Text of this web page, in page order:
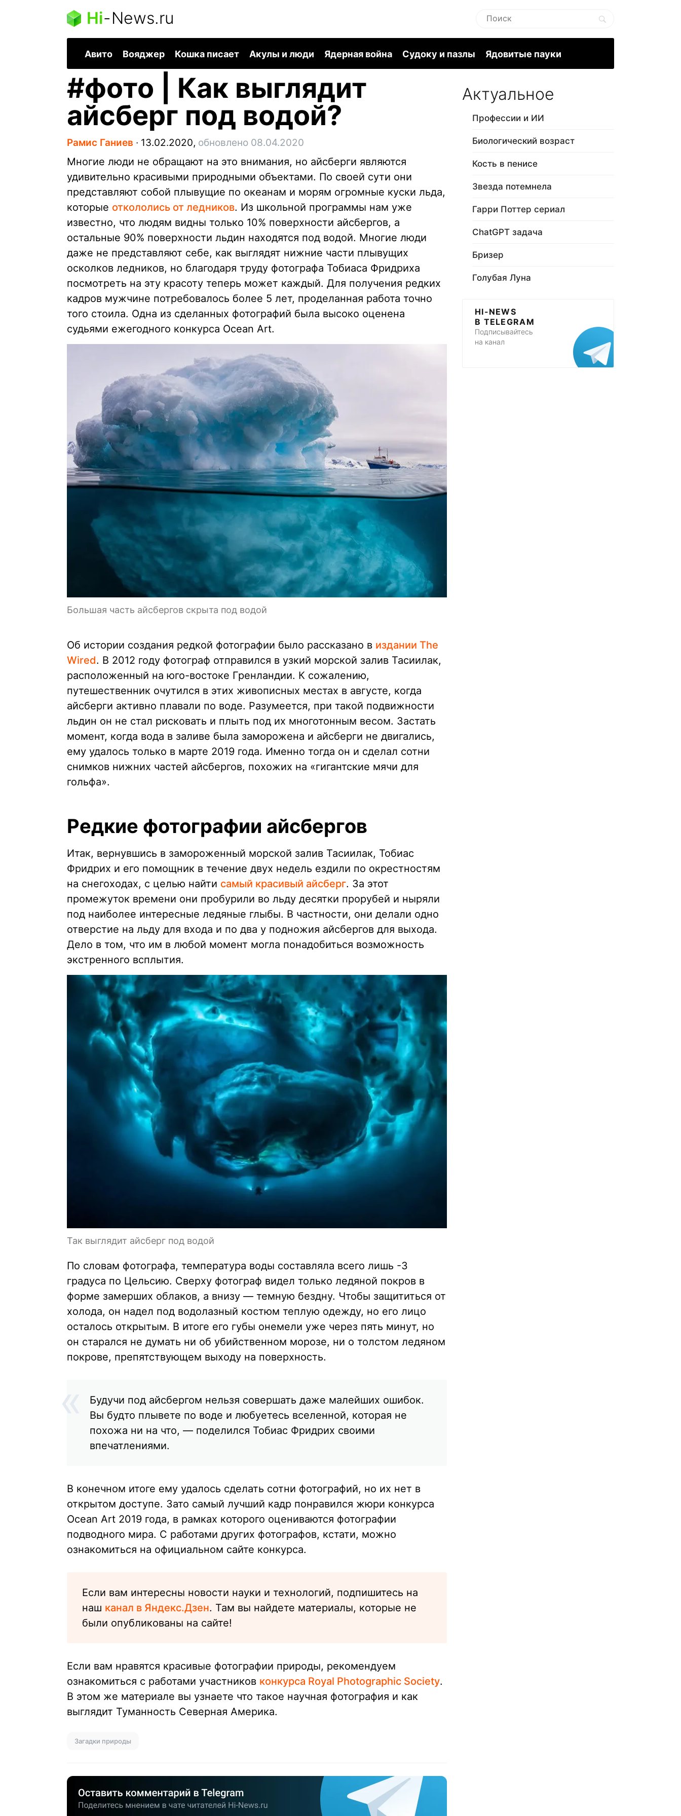
Hi-News.ru
Авито Вояджер Кошка писает Акулы и люди Ядерная война Судоку и пазлы Ядовитые пауки
#фото | Как выглядит
айсберг под водой?
Рамис Ганиев ∙ 13.02.2020, обновлено 08.04.2020
Многие люди не обращают на это внимания, но айсберги являются
удивительно красивыми природными объектами. По своей сути они
представляют собой плывущие по океанам и морям огромные куски льда,
которые откололись от ледников. Из школьной программы нам уже
известно, что людям видны только 10% поверхности айсбергов, а
остальные 90% поверхности льдин находятся под водой. Многие люди
даже не представляют себе, как выглядят нижние части плывущих
осколков ледников, но благодаря труду фотографа Тобиаса Фридриха
посмотреть на эту красоту теперь может каждый. Для получения редких
кадров мужчине потребовалось более 5 лет, проделанная работа точно
того стоила. Одна из сделанных фотографий была высоко оценена
судьями ежегодного конкурса Ocean Art.
Большая часть айсбергов скрыта под водой
Об истории создания редкой фотографии было рассказано в издании The
Wired. В 2012 году фотограф отправился в узкий морской залив Тасиилак,
расположенный на юго-востоке Гренландии. К сожалению,
путешественник очутился в этих живописных местах в августе, когда
айсберги активно плавали по воде. Разумеется, при такой подвижности
льдин он не стал рисковать и плыть под их многотонным весом. Застать
момент, когда вода в заливе была заморожена и айсберги не двигались,
ему удалось только в марте 2019 года. Именно тогда он и сделал сотни
снимков нижних частей айсбергов, похожих на «гигантские мячи для
гольфа».
Редкие фотографии айсбергов
Итак, вернувшись в замороженный морской залив Тасиилак, Тобиас
Фридрих и его помощник в течение двух недель ездили по окрестностям
на снегоходах, с целью найти самый красивый айсберг. За этот
промежуток времени они пробурили во льду десятки прорубей и ныряли
под наиболее интересные ледяные глыбы. В частности, они делали одно
отверстие на льду для входа и по два у подножия айсбергов для выхода.
Дело в том, что им в любой момент могла понадобиться возможность
экстренного всплытия.
Так выглядит айсберг под водой
По словам фотографа, температура воды составляла всего лишь -3
градуса по Цельсию. Сверху фотограф видел только ледяной покров в
форме замерших облаков, а внизу — темную бездну. Чтобы защититься от
холода, он надел под водолазный костюм теплую одежду, но его лицо
осталось открытым. В итоге его губы онемели уже через пять минут, но
он старался не думать ни об убийственном морозе, ни о толстом ледяном
покрове, препятствующем выходу на поверхность.
Будучи под айсбергом нельзя совершать даже малейших ошибок.
Вы будто плывете по воде и любуетесь вселенной, которая не
похожа ни на что, — поделился Тобиас Фридрих своими
впечатлениями.
В конечном итоге ему удалось сделать сотни фотографий, но их нет в
открытом доступе. Зато самый лучший кадр понравился жюри конкурса
Ocean Art 2019 года, в рамках которого оцениваются фотографии
подводного мира. С работами других фотографов, кстати, можно
ознакомиться на официальном сайте конкурса.
Если вам интересны новости науки и технологий, подпишитесь на
наш канал в Яндекс.Дзен. Там вы найдете материалы, которые не
были опубликованы на сайте!
Если вам нравятся красивые фотографии природы, рекомендуем
ознакомиться с работами участников конкурса Royal Photographic Society.
В этом же материале вы узнаете что такое научная фотография и как
выглядит Туманность Северная Америка.
Загадки природы
Актуальное
Профессии и ИИ
Биологический возраст
Кость в пенисе
Звезда потемнела
Гарри Поттер сериал
ChatGPT задача
Бризер
Голубая Луна
HI-NEWS
В TELEGRAM
Подписывайтесь
на канал